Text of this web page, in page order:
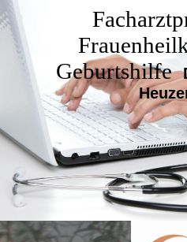
Geburtshilfe